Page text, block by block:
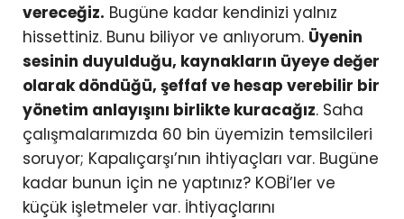
vereceğiz. Bugüne kadar kendinizi yalnız
hissettiniz. Bunu biliyor ve anlıyorum. Üyenin
sesinin duyulduğu, kaynakların üyeye değer
olarak döndüğü, şeffaf ve hesap verebilir bir
yönetim anlayışını birlikte kuracağız. Saha
çalışmalarımızda 60 bin üyemizin temsilcileri
soruyor; Kapalıçarşı’nın ihtiyaçları var. Bugüne
kadar bunun için ne yaptınız? KOBİ’ler ve
küçük işletmeler var. İhtiyaçlarını